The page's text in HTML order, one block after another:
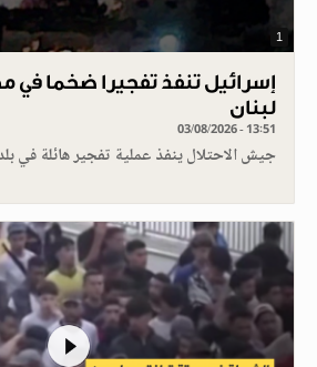
1
إسرائيل تنفذ تفجيرا ضخما في
لبنان
03/08/2026 - 13:51
جيش الاحتلال ينفذ عملية تفجير هائلة في